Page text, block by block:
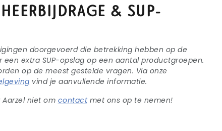
& SUP-
doorgevoerd die betrekking hebben op de
extra SUP-opslag op een aantal productgroepen.
op de meest gestelde vragen. Via onze
vind je aanvullende informatie.
niet om contactmet ons op te nemen!